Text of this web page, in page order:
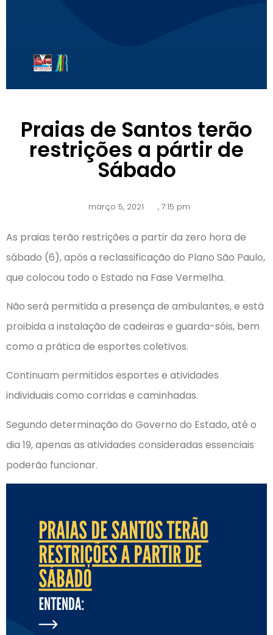
Praias de Santos terão
restrições a pártir de
Sábado
março 5, 2021 ,7:15 pm
As praias terão restrições a partir da zero hora de
sábado (6), após a reclassificação do Plano São Paulo,
que colocou todo o Estado na Fase Vermelha.
Não será permitida a presença de ambulantes, e está
proibida a instalação de cadeiras e guarda-sóis, bem
como a prática de esportes coletivos.
Continuam permitidos esportes e atividades
individuais como corridas e caminhadas.
Segundo determinação do Governo do Estado, até o
dia 19, apenas as atividades consideradas essenciais
poderão funcionar.